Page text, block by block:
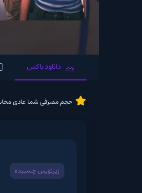
دانلود باکس اطلاعات
حجم مصرفی شما عادی محاسبه می‌شود.
زیرنویس چسبیده